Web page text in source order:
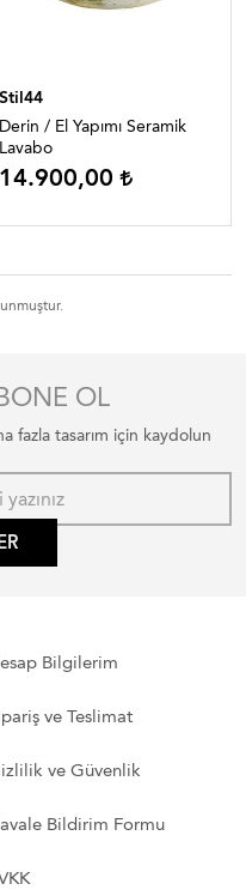
Stil44
Derin / El Yapımı Seramik
Lavabo
14.900,00
OL
fazla tasarım için kaydolun
Bilgilerim
ve Teslimat
ve Güvenlik
Bildirim Formu